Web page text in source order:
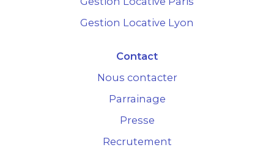
Gestion Locative Lyon
Contact
Nous contacter
Parrainage
Presse
Recrutement